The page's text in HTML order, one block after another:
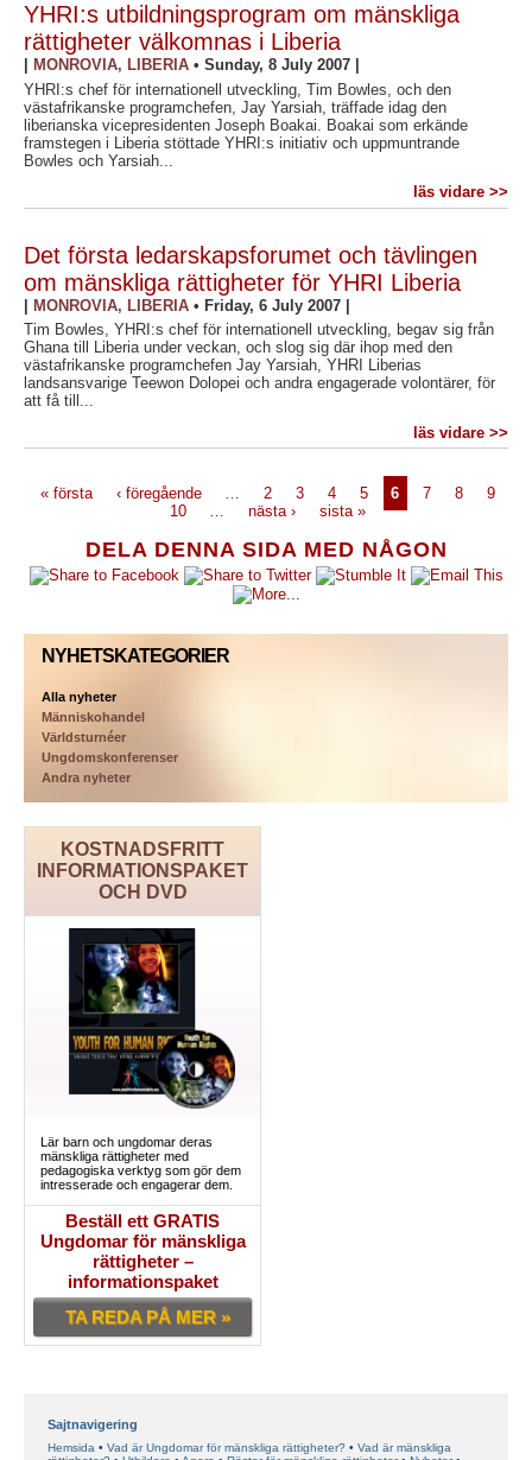
DELA DENNA SIDA MED NÅGON
NYHETSKATEGORIER
Alla nyheter
Människohandel
Världsturnéer
Ungdomskonferenser
Andra nyheter
KOSTNADSFRITT
INFORMATIONSPAKET
OCH DVD
Lär barn och ungdomar deras
mänskliga rättigheter med
pedagogiska verktyg som gör dem
intresserade och engagerar dem.
Beställ ett GRATIS
Ungdomar för mänskliga
rättigheter –
informationspaket
TA REDA PÅ MER »
YHRI:s utbildningsprogram om mänskliga
rättigheter välkomnas i Liberia
MONROVIA, LIBERIA • Sunday, 8 July 2007
YHRI:s chef för internationell utveckling, Tim Bowles, och den
västafrikanske programchefen, Jay Yarsiah, träffade idag den
liberianska vicepresidenten Joseph Boakai. Boakai som erkände
framstegen i Liberia stöttade YHRI:s initiativ och uppmuntrande
Bowles och Yarsiah...
läs vidare >>
Det första ledarskapsforumet och tävlingen
om mänskliga rättigheter för YHRI Liberia
| MONROVIA, LIBERIA • Friday, 6 July 2007 |
Tim Bowles, YHRI:s chef för internationell utveckling, begav sig från
Ghana till Liberia under veckan, och slog sig där ihop med den
västafrikanske programchefen Jay Yarsiah, YHRI Liberias
landsansvarige Teewon Dolopei och andra engagerade volontärer, för
att få till...
läs vidare >>
« första ‹ föregående … 2 3 4 5 6 7 8
9
10
… nästa › sista »
Sajtnavigering
Hemsida Vad är Ungdomar för mänskliga rättigheter?
Vad är mänskliga